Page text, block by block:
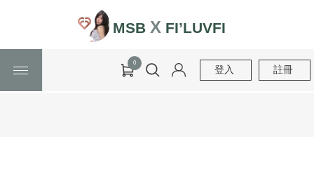
MSB X FI’LUVFI
0
登入 註冊